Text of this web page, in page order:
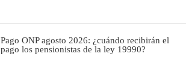
Pago ONP agosto 2026: ¿cuándo recibirán el
pago los pensionistas de la ley 19990?